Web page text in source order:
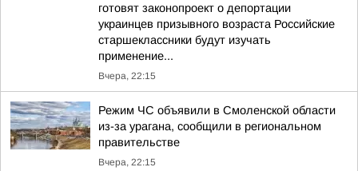
готовят законопроект о депортации
украинцев призывного возраста Российские
старшеклассники будут изучать
применение...
Вчера, 22:15
Режим ЧС объявили в Смоленской области
из-за урагана, сообщили в региональном
правительстве
Вчера, 22:15